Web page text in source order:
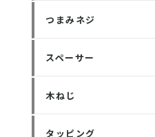
つまみネジ
スペーサー
木ねじ
タッピング